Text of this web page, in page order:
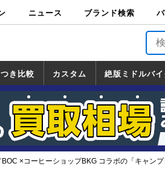
ニュース ブランド検索
き比較 カスタム
カスタム
一覧
ホンダ
ヤマハ
スズキ
カワサキ
絶版ミドルバイ
絶版ミドルバ
一覧
ホンダ
ヤマハ
スズキ
カワサキ
道の駅調査隊
ツーリング情報局
日本の道50選
国道めぐり
林道ツーリング
×コーヒーショップBKG コラボの「キャン